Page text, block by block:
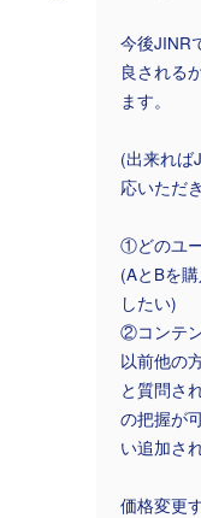
今後JINR
良される
ます。
(出来れば
応いただ
①どのユ
(AとBを
したい)
②コンテ
以前他の
と質問さ
の把握が
い追加さ
価格変更